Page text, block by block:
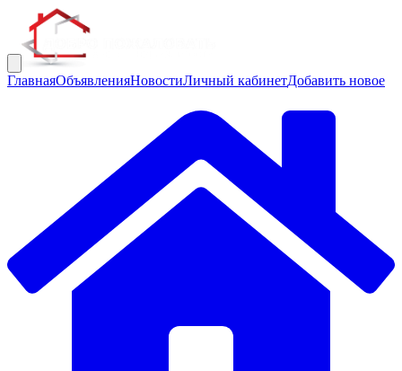
ГлавнаяОбъявленияНовостиЛичный кабинетДобавить новое